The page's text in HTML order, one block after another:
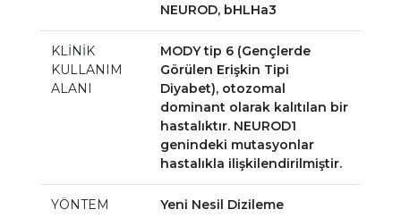
NEUROD, bHLHa3
KLİNİK
KULLANIM
ALANI
MODY tip 6 (Gençlerde
Görülen Erişkin Tipi
Diyabet), otozomal
dominant olarak kalıtılan bir
hastalıktır. NEUROD1
genindeki mutasyonlar
hastalıkla ilişkilendirilmiştir.
YÖNTEM Yeni Nesil Dizileme